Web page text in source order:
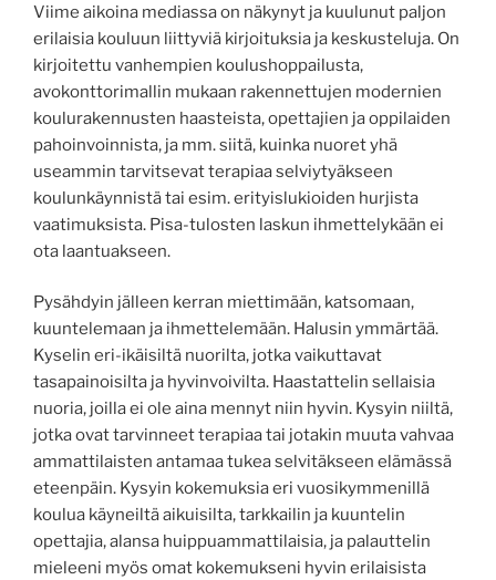
Viime aikoina mediassa on näkynyt ja kuulunut paljon
erilaisia kouluun liittyviä kirjoituksia ja keskusteluja. On
kirjoitettu vanhempien koulushoppailusta,
avokonttorimallin mukaan rakennettujen modernien
koulurakennusten haasteista, opettajien ja oppilaiden
pahoinvoinnista, ja mm. siitä, kuinka nuoret yhä
useammin tarvitsevat terapiaa selviytyäkseen
koulunkäynnistä tai esim. erityislukioiden hurjista
vaatimuksista. Pisa-tulosten laskun ihmettelykään ei
ota laantuakseen.
Pysähdyin jälleen kerran miettimään, katsomaan,
kuuntelemaan ja ihmettelemään. Halusin ymmärtää.
Kyselin eri-ikäisiltä nuorilta, jotka vaikuttavat
tasapainoisilta ja hyvinvoivilta. Haastattelin sellaisia
nuoria, joilla ei ole aina mennyt niin hyvin. Kysyin niiltä,
jotka ovat tarvinneet terapiaa tai jotakin muuta vahvaa
ammattilaisten antamaa tukea selvitäkseen elämässä
eteenpäin. Kysyin kokemuksia eri vuosikymmenillä
koulua käyneiltä aikuisilta, tarkkailin ja kuuntelin
opettajia, alansa huippuammattilaisia, ja palauttelin
mieleeni myös omat kokemukseni hyvin erilaisista